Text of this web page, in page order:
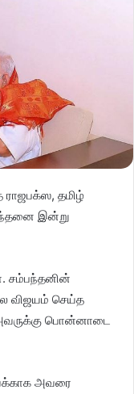
ராஜபக்ஸ, தமிழ்
இன்று
சம்பந்தனின்
விஜயம் செய்த
பொன்னாடை
அவரை